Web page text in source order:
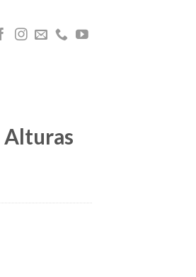
Alturas